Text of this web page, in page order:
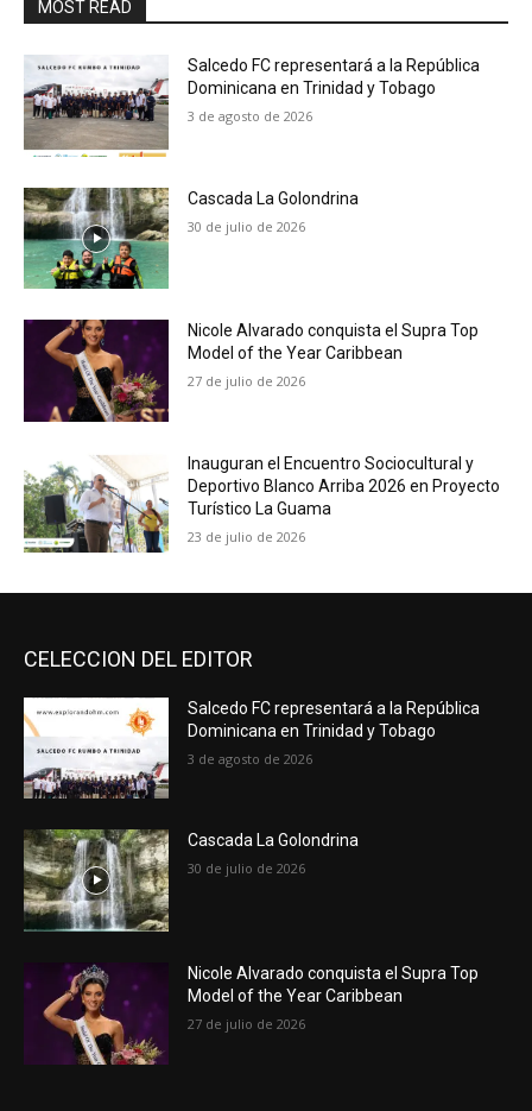
MOST READ
Salcedo FC representará a la República
Dominicana en Trinidad y Tobago
3 de agosto de 2026
Cascada La Golondrina
30 de julio de 2026
Nicole Alvarado conquista el Supra Top
Model of the Year Caribbean
27 de julio de 2026
Inauguran el Encuentro Sociocultural y
Deportivo Blanco Arriba 2026 en Proyecto
Turístico La Guama
23 de julio de 2026
CELECCION DEL EDITOR
Salcedo FC representará a la República
Dominicana en Trinidad y Tobago
3 de agosto de 2026
Cascada La Golondrina
30 de julio de 2026
Nicole Alvarado conquista el Supra Top
Model of the Year Caribbean
27 de julio de 2026